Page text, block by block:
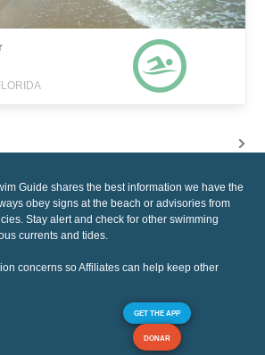
Guide shares the best information we have the
obey signs at the beach or advisories from
Stay alert and check for other swimming
currents and tides.
concerns so Affiliates can help keep other
GET THE APP
DONAR